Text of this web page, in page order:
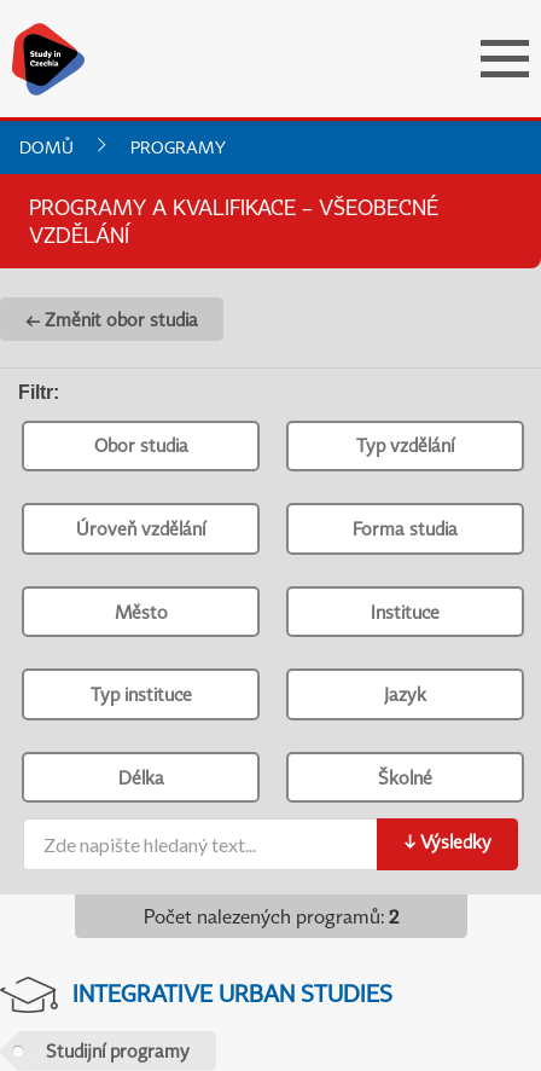
DOMŮ PROGRAMY
PROGRAMY A KVALIFIKACE – VŠEOBECNÉ
VZDĚLÁNÍ
← Změnit obor studia
Filtr:
Obor studia Typ vzdělání
Úroveň vzdělání Forma studia
Město Instituce
Typ instituce Jazyk
Délka Školné
↓ Výsledky
Počet nalezených programů: 2
INTEGRATIVE URBAN STUDIES
Studijní programy